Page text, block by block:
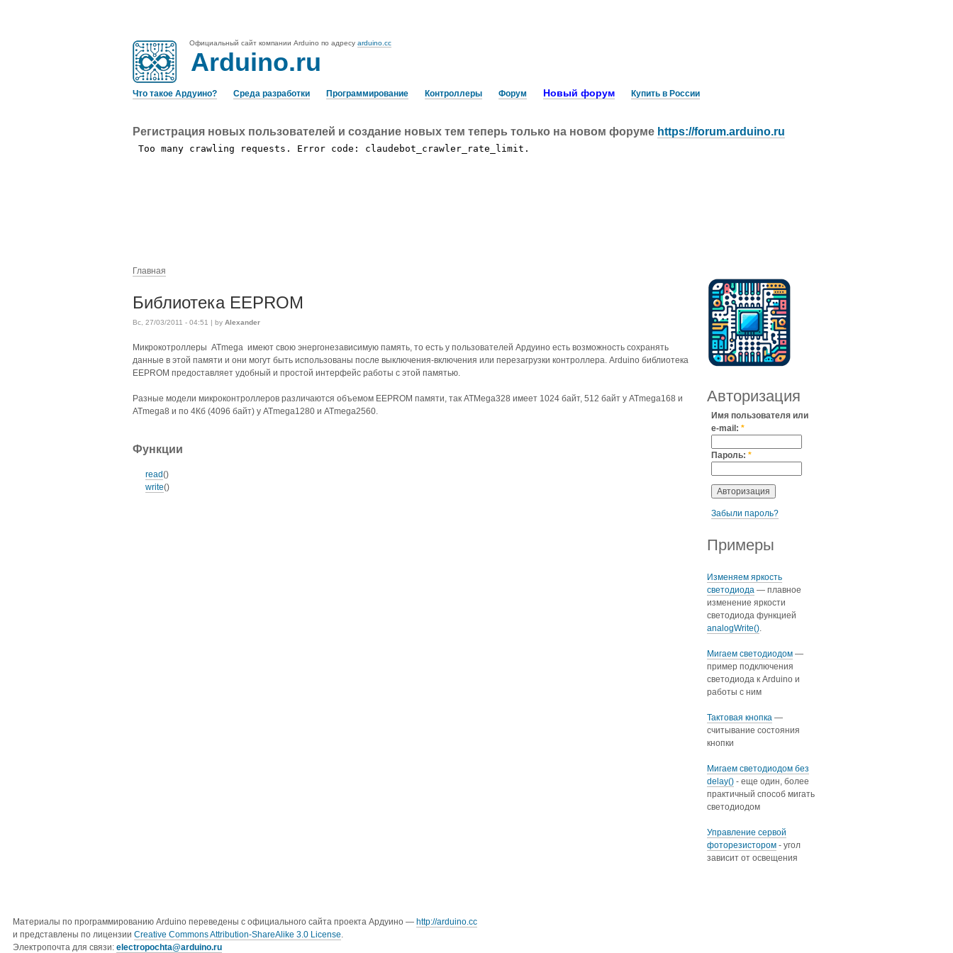
Официальный сайт компании Arduino по адресу arduino.cc
Arduino.ru
Что такое Ардуино? Среда разработки Программирование Контроллеры Форум Новый форум Купить в России
Регистрация новых пользователей и создание новых тем теперь только на новом форуме https://forum.arduino.ru
Главная
Библиотека EEPROM
Вс, 27/03/2011 - 04:51 | by Alexander
Микрокотроллеры ATmega имеют свою энергонезависимую память, то есть у пользователей Ардуино есть возможность сохранять
данные в этой памяти и они могут быть использованы после выключения-включения или перезагрузки контроллера. Arduino библиотека
EEPROM предоставляет удобный и простой интерфейс работы с этой памятью.
Разные модели микроконтроллеров различаются объемом EEPROM памяти, так ATMega328 имеет 1024 байт, 512 байт у ATmega168 и
ATmega8 и по 4Кб (4096 байт) у ATmega1280 и ATmega2560.
Функции
read()
write()
Авторизация
Имя пользователя или
e-mail: *
Пароль: *
Забыли пароль?
Примеры
Изменяем яркость
светодиода — плавное
изменение яркости
светодиода функцией
analogWrite()
Мигаем светодиодом —
пример подключения
светодиода к Arduino и
работы с ним
Тактовая кнопка —
считывание состояния
кнопки
Мигаем светодиодом без
delay() - еще один, более
практичный способ мигать
светодиодом
Управление сервой
фоторезистором - угол
зависит от освещения
Материалы по программированию Arduino переведены с официального сайта проекта Ардуино — http://arduino.cc
и представлены по лицензии Creative Commons Attribution-ShareAlike 3.0 License.
Электропочта для связи: electropochta@arduino.ru